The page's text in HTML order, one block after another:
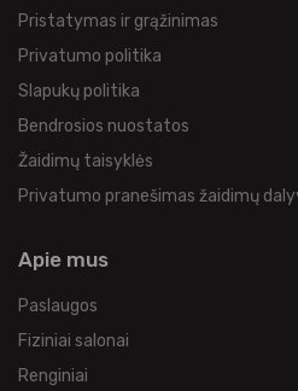
Pristatymas ir grąžinimas
Privatumo politika
Slapukų politika
Bendrosios nuostatos
Žaidimų taisyklės
Privatumo pranešimas žaidimų
Apie mus
Paslaugos
Fiziniai salonai
Renginiai